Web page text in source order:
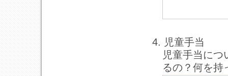
4. 児童手当
児童手当に
るの？何を